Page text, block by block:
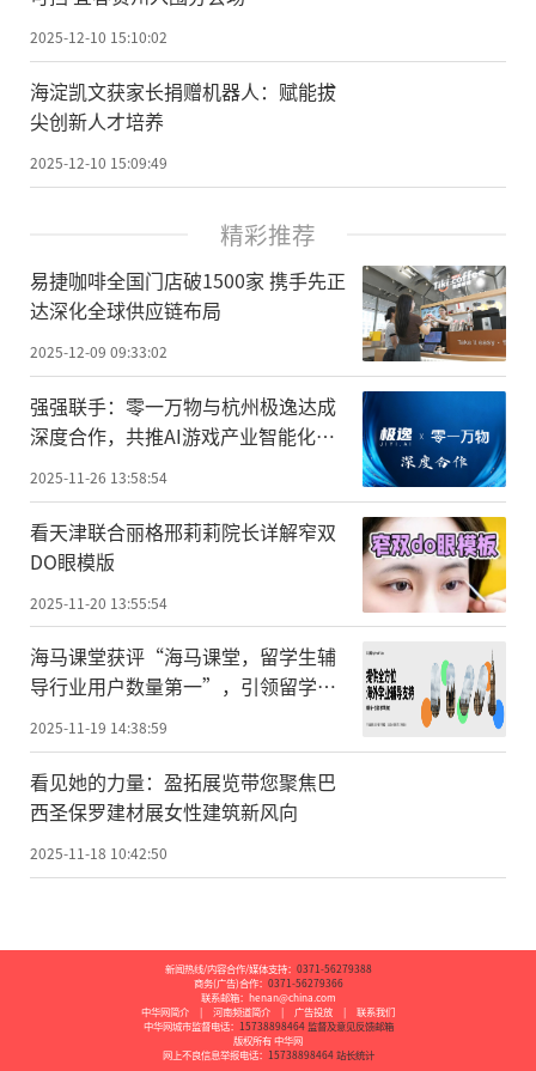
2025-12-10 15:10:02
海淀凯文获家长捐赠机器人：赋能拔
尖创新人才培养
2025-12-10 15:09:49
精彩推荐
易捷咖啡全国门店破1500家 携手先正
达深化全球供应链布局
2025-12-09 09:33:02
强强联手：零一万物与杭州极逸达成
深度合作，共推AI游戏产业智能化升
2025-11-26 13:58:54
看天津联合丽格邢莉莉院长详解窄双
DO眼模版
2025-11-20 13:55:54
海马课堂获评“海马课堂，留学生辅
导行业用户数量第一”，引领留学生
辅导赛道高速发展
2025-11-19 14:38:59
看见她的力量：盈拓展览带您聚焦巴
西圣保罗建材展女性建筑新风向
2025-11-18 10:42:50
新闻热线/内容合作/媒体支持： 0371-56279388
商务(广告)合作： 0371-56279366
联系邮箱：henan@china.com
中华网简介
| 河南频道简介 | 广告投放 |
联系我们
中华网城市监督电话： 15738898464 监督及意见反馈邮箱
版权所有 中华网
网上不良信息举报电话： 15738898464 站长统计